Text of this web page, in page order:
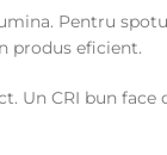
Pentru
produs eficient.
Un CRI bun